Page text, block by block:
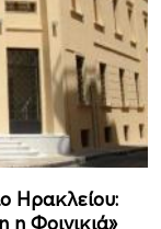
Ηρακλείου:
η Φοινικιά»